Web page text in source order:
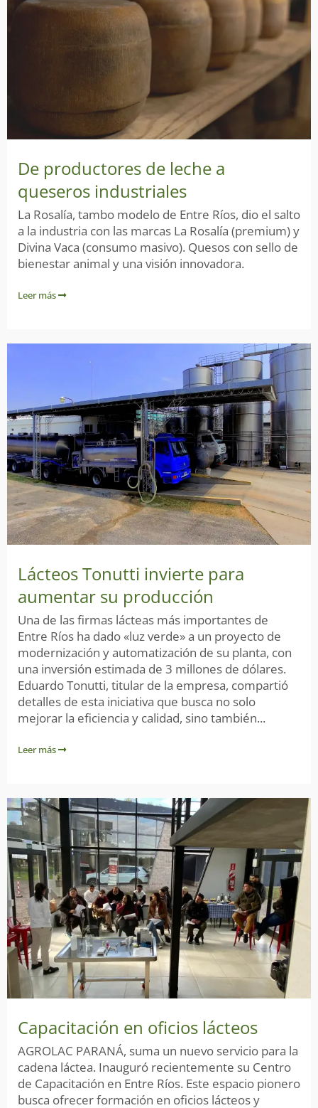
De productores de leche a
queseros industriales
La Rosalía, tambo modelo de Entre Ríos, dio el salto
a la industria con las marcas La Rosalía (premium) y
Divina Vaca (consumo masivo). Quesos con sello de
bienestar animal y una visión innovadora.
Leer más
Lácteos Tonutti invierte para
aumentar su producción
Una de las firmas lácteas más importantes de
Entre Ríos ha dado «luz verde» a un proyecto de
modernización y automatización de su planta, con
una inversión estimada de 3 millones de dólares.
Eduardo Tonutti, titular de la empresa, compartió
detalles de esta iniciativa que busca no solo
mejorar la eficiencia y calidad, sino también...
Leer más
Capacitación en oficios lácteos
AGROLAC PARANÁ, suma un nuevo servicio para la
cadena láctea. Inauguró recientemente su Centro
de Capacitación en Entre Ríos. Este espacio pionero
busca ofrecer formación en oficios lácteos y